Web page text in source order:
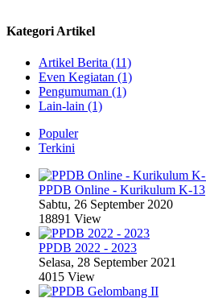
Kategori Artikel
Artikel Berita (11)
Even Kegiatan (1)
Pengumuman (1)
Lain-lain (1)
Populer
Terkini
PPDB Online - Kurikulum K-13
Sabtu, 26 September 2020
18891 View
PPDB 2022 - 2023
Selasa, 28 September 2021
4015 View